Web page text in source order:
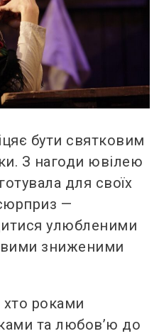
бути святковим
З нагоди ювілею
для своїх
—
улюбленими
зниженими
роками
та любов’ю до